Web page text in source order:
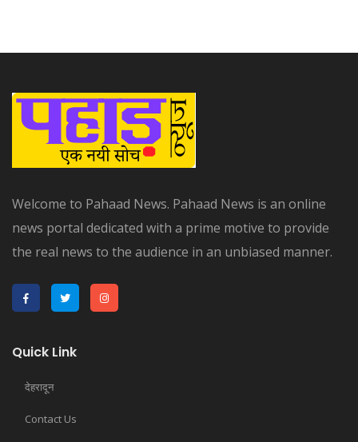
Welcome to Pahaad News. Pahaad News is an online
news portal dedicated with a prime motive to provide
the real news to the audience in an unbiased manner.
Quick Link
देहरादून
Contact Us